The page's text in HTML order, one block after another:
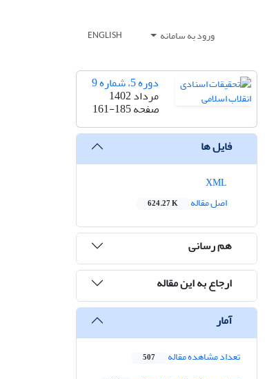
ورود به سامانه ENGLISH
دوره 5، شماره 9
مرداد 1402
صفحه161-185
فایل ها
اصل مقاله
624.27 K
هم رسانی
ارجاع به این مقاله
آمار
تعداد مشاهده مقاله 507